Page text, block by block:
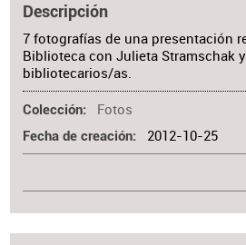
Descripción
7 fotografías de una presentación
Biblioteca con Julieta Stramschak
bibliotecarios/as.
Colección Fotos
Fecha de creación 2012-10-25